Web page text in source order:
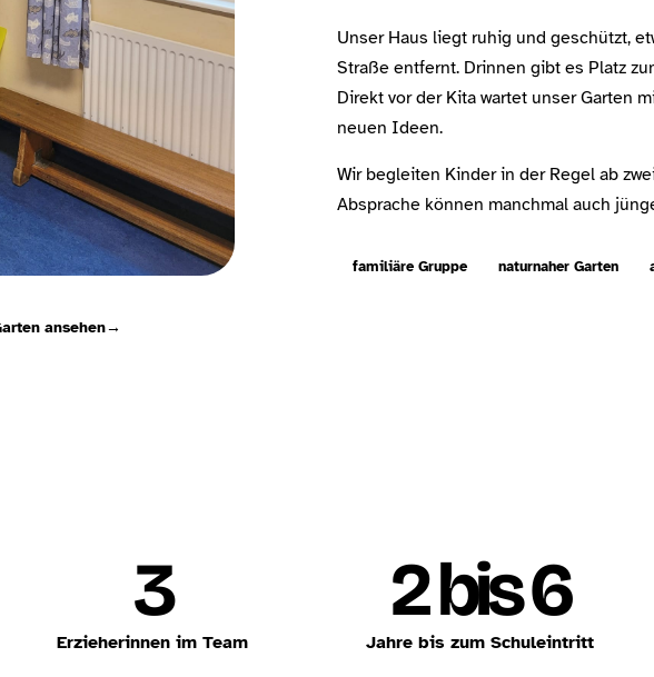
ansehen→
Unser Haus liegt ruhig und geschützt,
Straße entfernt. Drinnen gibt es Platz
Direkt vor der Kita wartet unser Garten
neuen Ideen.
Wir begleiten Kinder in der Regel ab
Absprache können manchmal auch
familiäre Gruppe naturnaher Garten
3
Erzieherinnen im Team
2 bis 6
Jahre bis zum Schuleintritt